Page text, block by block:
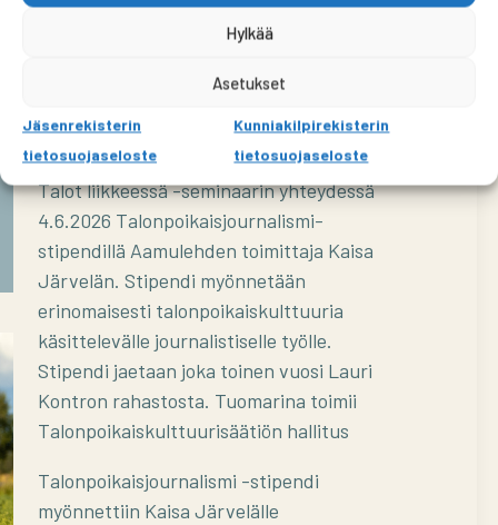
Hylkää
Asetukset
Jäsenrekisterin
tietosuojaseloste
Kunniakilpirekisterin
tietosuojaseloste
Talonpoikaiskulttuurisäätiö palkitsi
vuoden 2025 parhaan opinnäytetyön
stipendi
Talonpoikaiskulttuurisäätiö palkitsi
Talot liikkeessä -seminaarin yhteydessä
4.6.2026 Talonpoikaisjournalismi-
stipendillä Aamulehden toimittaja Kaisa
Järvelän. Stipendi myönnetään
erinomaisesti talonpoikaiskulttuuria
käsittelevälle journalistiselle työlle.
Stipendi jaetaan joka toinen vuosi Lauri
Kontron rahastosta. Tuomarina toimii
Talonpoikaiskulttuurisäätiön hallitus
Talonpoikaisjournalismi -stipendi
myönnettiin Kaisa Järvelälle